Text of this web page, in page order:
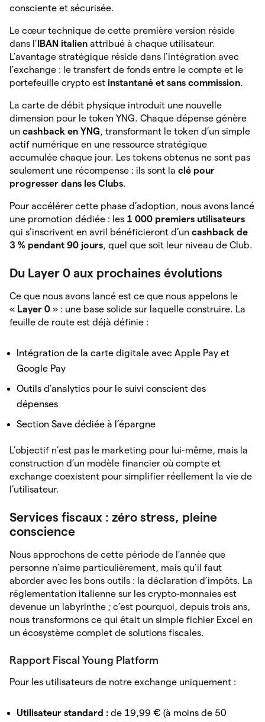
consciente et sécurisée.
Le cœur technique de cette première version réside
dans l’ IBAN italien attribué à chaque utilisateur.
L’avantage stratégique réside dans l’intégration avec
l’exchange : le transfert de fonds entre le compte et le
portefeuille crypto est instantané et sans commission.
La carte de débit physique introduit une nouvelle
dimension pour le token YNG. Chaque dépense génère
un cashback en YNG, transformant le token d’un simple
actif numérique en une ressource stratégique
accumulée chaque jour. Les tokens obtenus ne sont pas
seulement une récompense : ils sont la clé pour
progresser dans les Clubs.
Pour accélérer cette phase d’adoption, nous avons lancé
une promotion dédiée : les 1 000 premiers utilisateurs
qui s’inscrivent en avril bénéficieront d’un cashback de
3 % pendant 90 jours, quel que soit leur niveau de Club.
Du Layer 0 aux prochaines évolutions
Ce que nous avons lancé est ce que nous appelons le
« Layer 0 » : une base solide sur laquelle construire. La
feuille de route est déjà définie :
Intégration de la carte digitale avec Apple Pay et
Google Pay
Outils d’analytics pour le suivi conscient des
dépenses
Section Save dédiée à l’épargne
L’objectif n’est pas le marketing pour lui-même, mais la
construction d’un modèle financier où compte et
exchange coexistent pour simplifier réellement la vie de
l’utilisateur.
Services fiscaux : zéro stress, pleine
conscience
Nous approchons de cette période de l’année que
personne n’aime particulièrement, mais qu’il faut
aborder avec les bons outils : la déclaration d’impôts. La
réglementation italienne sur les crypto-monnaies est
devenue un labyrinthe ; c’est pourquoi, depuis trois ans,
nous transformons ce qui était un simple fichier Excel en
un écosystème complet de solutions fiscales.
Rapport Fiscal Young Platform
Pour les utilisateurs de notre exchange uniquement :
Utilisateur standard : de 19,99 € (à moins de 50